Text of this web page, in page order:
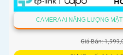
CAMERA AI NĂNG LƯỢNG
Giá Bán: